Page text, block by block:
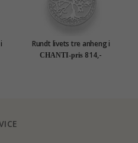
Rundt livets tre anheng i
sølv
CHANTI-pris 814,-